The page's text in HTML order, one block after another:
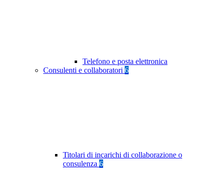
Telefono e posta elettronica
Consulenti e collaboratori 6
Titolari di incarichi di collaborazione o
consulenza 6